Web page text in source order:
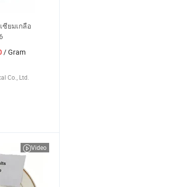
ซียมเกลือ
/ Gram
Co., Ltd.
Video